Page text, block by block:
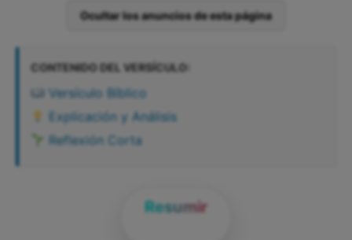
Ocultar los anuncios de esta página
CONTENIDO DEL VERSÍCULO:
Versículo Bíblico
Explicación y Análisis
Reflexión Corta
Resumir